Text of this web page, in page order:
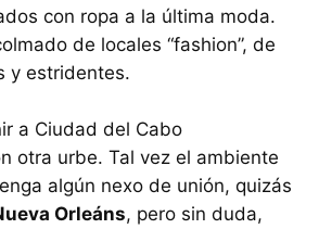
con ropa a la última moda.
de locales “fashion”, de
y estridentes.
a Ciudad del Cabo
otra urbe. Tal vez el ambiente
algún nexo de unión, quizás
Orleáns, pero sin duda,